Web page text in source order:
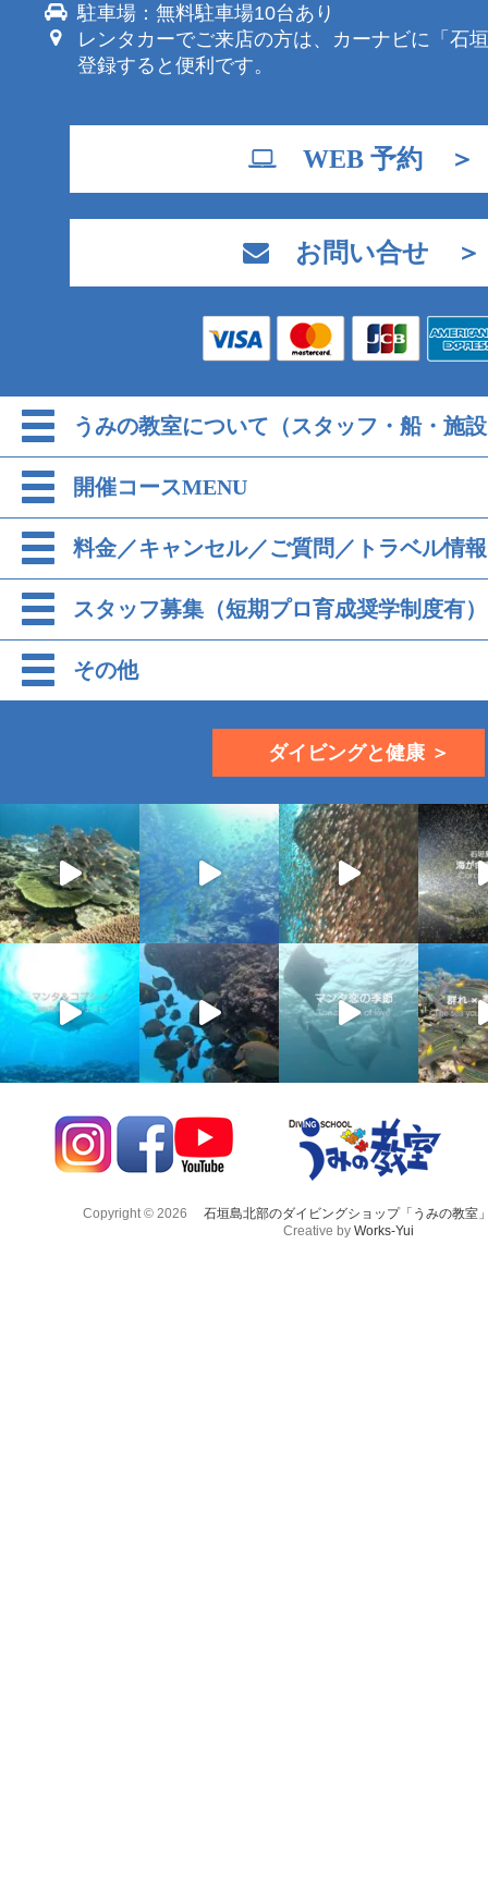
駐車場：無料駐車場10台あり
レンタカーでご来店の方は、カーナビに「石
登録すると便利です。
WEB 予約 ＞
お問い合せ ＞
うみの教室について（スタッフ・船・施
開催コースMENU
料金／キャンセル／ご質問／トラベル情報
スタッフ募集（短期プロ育成奨学制度有）
その他
ダイビングと健康 ＞
Copyright © 2026
石垣島北部のダイビングショップ「うみの教室
Creative by Works-Yui